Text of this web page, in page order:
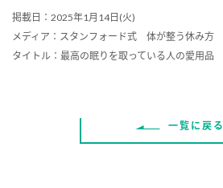
掲載日：2025年1月14日(火)
メディア：スタンフォード式 体が整う休み方
タイトル：最高の眠りを取っている人の愛用品
一覧に戻る